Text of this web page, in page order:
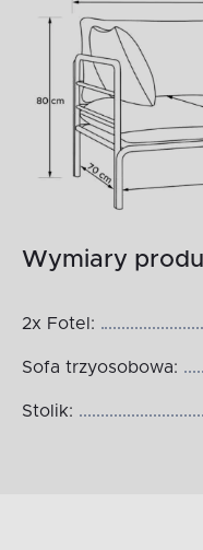
Wymiary
2x Fotel:
Sofa trzyosobowa:
Stolik: